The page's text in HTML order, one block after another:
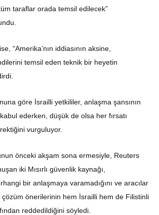
taraflar orada temsil edilecek”
“Amerika’nın iddiasının aksine,
temsil eden teknik bir heyetin
göre İsrailli yetkililer, anlaşma şansının
ederken, düşük de olsa her fırsatı
vurguluyor.
önceki akşam sona ermesiyle, Reuters
iki Mısırlı güvenlik kaynağı,
bir anlaşmaya varamadığını ve aracılar
çözüm önerilerinin hem İsrailli hem de Filistinli
reddedildiğini söyledi.